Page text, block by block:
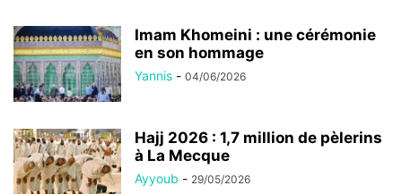
Imam Khomeini : une cérémonie
en son hommage
Yannis - 04/06/2026
Hajj 2026 : 1,7 million de pèlerins
à La Mecque
Ayyoub - 29/05/2026